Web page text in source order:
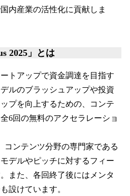
内産業の活性化に貢献しま
2025」とは
トアップで資金調達を目指す
ルのブラッシュアップや投資
プを向上するための、コンテ
6回の無料のアクセラレーショ
ンテンツ分野の専門家である
デルやピッチに対するフィー
また、各回終了後にはメンタ
設けています。